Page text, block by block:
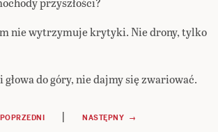
nie wytrzymuje krytyki. Nie drony, tylko
głowa do góry, nie dajmy się zwariować.
| NASTĘPNY →